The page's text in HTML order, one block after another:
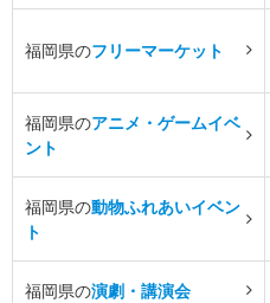
福岡県のフリーマーケット
福岡県のアニメ・ゲームイベ
ント
福岡県の動物ふれあいイベン
ト
福岡県の演劇・講演会